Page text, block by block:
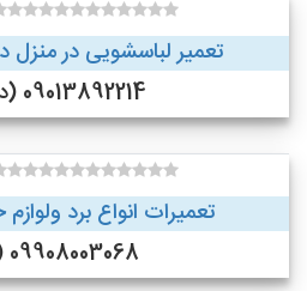
تعمیر لباسشویی در منزل
09013892214 (دلیجان )
تعمیرات انواع برد ولوازم
09908003068 (ساوه )